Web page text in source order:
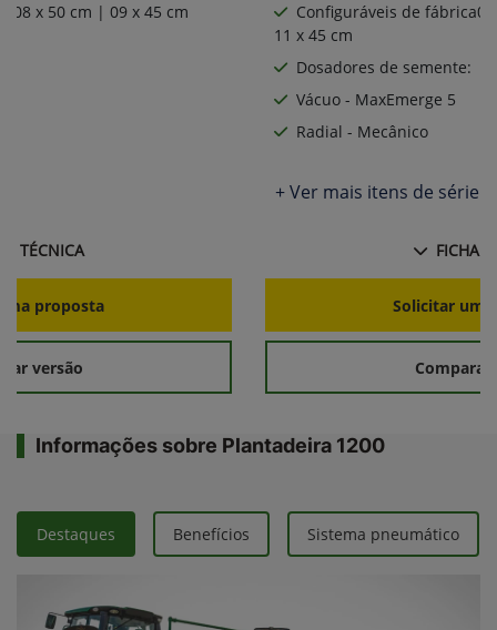
x 50 cm | 09 x 45 cm
TÉCNICA
proposta
versão
Configuráveis de
11 x 45 cm
Dosadores de semente:
Vácuo - MaxEmerge 5
Radial - Mecânico
+ Ver mais itens de série
FICHA
Solicitar
Comparar
Informações sobre Plantadeira 1200
Destaques Benefícios Sistema pneumático